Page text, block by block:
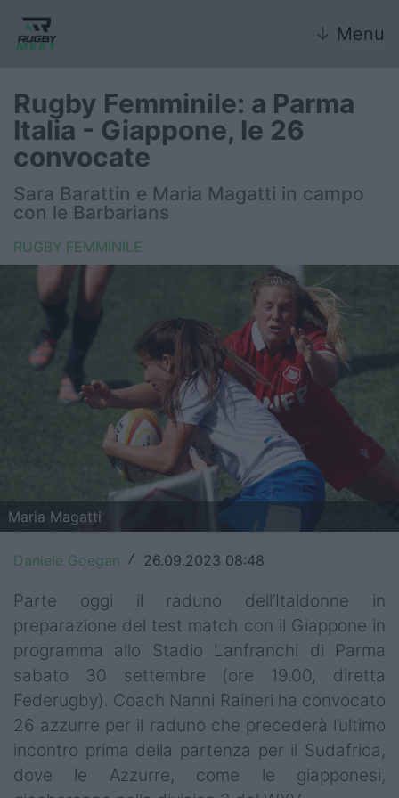
↓ Menu
Nazionale
Nazionali giovanili
FIR
Internazionale
6 Nazioni
United Rugby Championship
Premiership
Champions Cup
Rugby World Cup
Super Rugby
Rugby in TV
Mercato
Serie A Elite
Rugby Femminile: a Parma
Italia - Giappone, le 26
convocate
Sara Barattin e Maria Magatti in campo
con le Barbarians
RUGBY FEMMINILE
Maria Magatti
Daniele Goegan / 26.09.2023 08:48
Parte oggi il raduno dell’Italdonne in
preparazione del test match con il Giappone in
programma allo Stadio Lanfranchi di Parma
sabato 30 settembre (ore 19.00, diretta
Federugby). Coach Nanni Raineri ha convocato
26 azzurre per il raduno che precederà l’ultimo
incontro prima della partenza per il Sudafrica,
dove le Azzurre, come le giapponesi,